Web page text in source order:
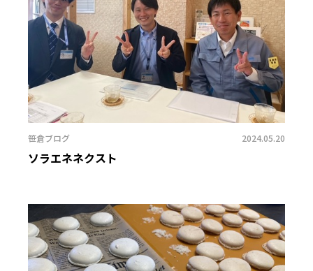
笹倉ブログ 2024.05.20
ソラエネネクスト